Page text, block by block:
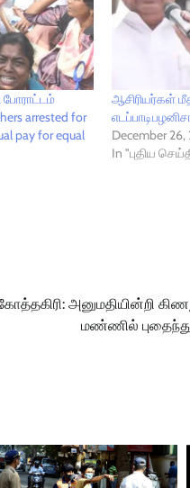
arrested for
pay for equal
ஆசிரியர்கள்
December 26,
In "புதிய
அனுமதியின்றி
மண்ணில்